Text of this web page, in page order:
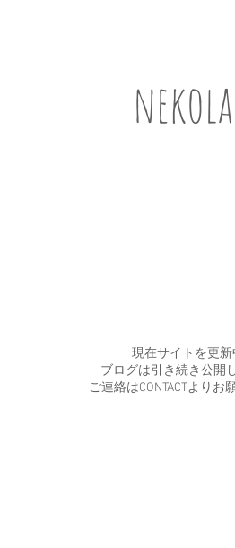
現在サイトを更新
ブログは引き続き公開
ご連絡はCONTACTよりお